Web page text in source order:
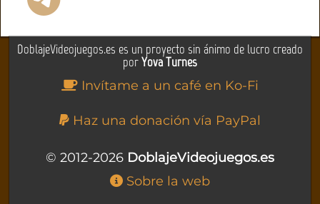
DoblajeVideojuegos.es es un proyecto sin ánimo de lucro creado
porYova Turnes
Invítame a un café en Ko-Fi
Haz una donación vía PayPal
© 2012-2026 DoblajeVideojuegos.es
Sobre la web